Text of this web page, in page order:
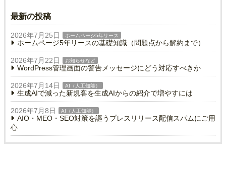
最新の投稿
2026年7月25日 ホームページ5年リース
ホームページ5年リースの基礎知識（問題点から解約まで）
2026年7月22日 お知らせなど
WordPress管理画面の警告メッセージにどう対応すべきか
2026年7月14日 AI（人工知能）
生成AIで減った新規客を生成AIからの紹介で増やすには
2026年7月8日 AI（人工知能）
AIO・MEO・SEO対策を謳うプレスリリース配信スパムにご用
心